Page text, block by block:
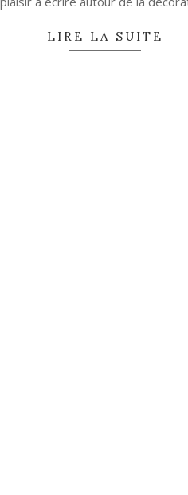
LIRE LA SUITE